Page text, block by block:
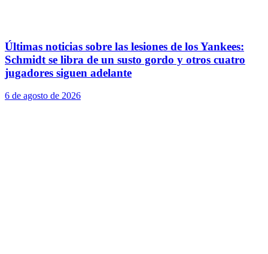
Últimas noticias sobre las lesiones de los Yankees:
Schmidt se libra de un susto gordo y otros cuatro
jugadores siguen adelante
6 de agosto de 2026